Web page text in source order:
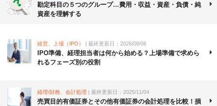
勘定科目の５つのグループ…費用・収益・資産・負債・純
資産を理解する
経営、上場（IPO） | 最終更新日：2026/08/06
IPO準備、経理担当者は何から始める？上場準備で求めら
れるフェーズ別の役割
経理/財務、会計処理 | 最終更新日：2025/11/04
売買目的有価証券とその他有価証券の会計処理を比較！損